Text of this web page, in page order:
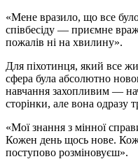
«Мене вразило, що все
співбесіду — приємне
пожалів ні на хвилину».
Для піхотинця, який все
сфера була абсолютно
навчання захопливим —
сторінки, але вона одразу
«Мої знання з мінної
Кожен день щось нове.
поступово розміновуєш».